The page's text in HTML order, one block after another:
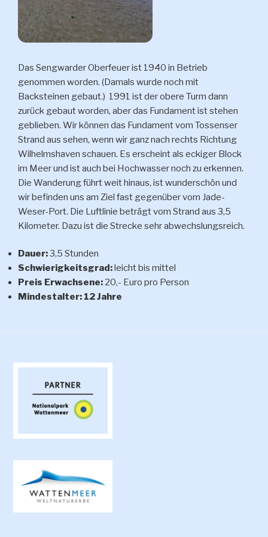
Das Sengwarder Oberfeuer ist 1940 in Betrieb
genommen worden. (Damals wurde noch mit
Backsteinen gebaut.) 1991 ist der obere Turm dann
zurück gebaut worden, aber das Fundament ist stehen
geblieben. Wir können das Fundament vom Tossenser
Strand aus sehen, wenn wir ganz nach rechts Richtung
Wilhelmshaven schauen. Es erscheint als eckiger Block
im Meer und ist auch bei Hochwasser noch zu erkennen.
Die Wanderung führt weit hinaus, ist wunderschön und
wir befinden uns am Ziel fast gegenüber vom Jade-
Weser-Port. Die Luftlinie beträgt vom Strand aus 3,5
Kilometer. Dazu ist die Strecke sehr abwechslungsreich.
Dauer:3,5 Stunden
Schwierigkeitsgrad:leicht bis mittel
Preis Erwachsene: 20,- Euro pro Person
Mindestalter: 12 Jahre